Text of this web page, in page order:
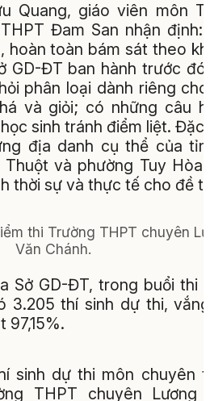
Quang, giáo viên môn
Đam San nhận định:
hoàn toàn bám sát theo
GD-ĐT ban hành trước
phân loại dành riêng
và giỏi; có những câu
sinh tránh điểm liệt. Đặc
địa danh cụ thể của
và phường Tuy Hòa
thời sự và thực tế cho đề
thi Trường THPT chuyên
Văn Chánh.
Sở GD-ĐT, trong buổi thi
3.205 thí sinh dự thi,
97,15%.
sinh dự thi môn chuyên
THPT chuyên Lương